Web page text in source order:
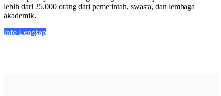
lebih dari 25.000 orang dari pemerintah, swasta, dan lembaga
akademik.
Info Lengkap